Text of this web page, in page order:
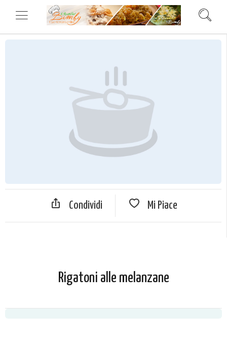
Condividi Mi Piace
Rigatoni alle melanzane